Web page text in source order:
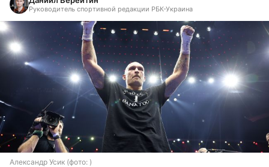
Руководитель спортивной редакции РБК-Украина
Александр Усик (фото: )